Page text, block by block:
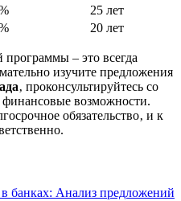
25 лет
20 лет
– это всегда
изучите предложения
‚ проконсультируйтесь со
возможности.
обязательство‚ и к
банках: Анализ предложений